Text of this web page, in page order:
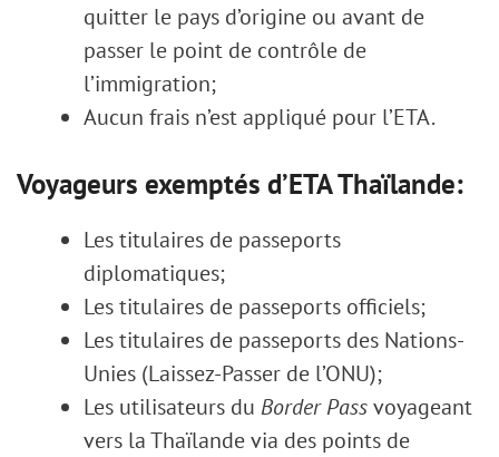
quitter le pays d’origine ou avant de
passer le point de contrôle de
l’immigration;
Aucun frais n’est appliqué pour l’ETA.
Voyageurs exemptés d’ETA Thaïlande:
Les titulaires de passeports
diplomatiques;
Les titulaires de passeports officiels;
Les titulaires de passeports des Nations-
Unies (Laissez-Passer de l’ONU);
Les utilisateurs du Border Passvoyageant
vers la Thaïlande via des points de